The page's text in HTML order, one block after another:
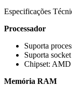
Especificações
Processador
Suporta
Suporta
Chipset:
Memória RAM